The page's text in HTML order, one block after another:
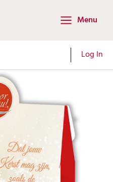
Main
Menu
Menu
Log In